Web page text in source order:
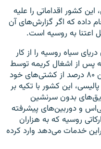
کشور اقداماتی را علیه
داده که اگر گزارش‌های آن
اعتنا به روسیه است.
سیاه روسیه را از کار
پس از اشغال کریمه توسط
روسیه در سال ۲۰۱۴، ناوگان اوکراین ۸۰ درصد از کشتی‌های خود
این کشور با تکیه بر
بدون سرنشین
و دوربین‌های پیشرفته
روسیه که به هزاران
خدمات می‌دهد وارد کرده